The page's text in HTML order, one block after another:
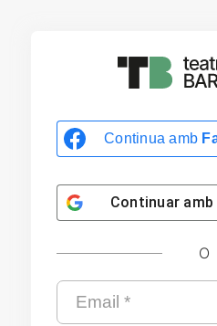
Continua amb
Continuar amb
O